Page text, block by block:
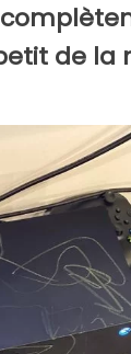
de la